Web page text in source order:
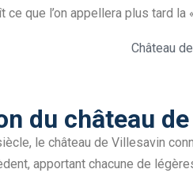
ce que l’on appellera plus tard la
du château
le château de Villesavin
apportant chacune de